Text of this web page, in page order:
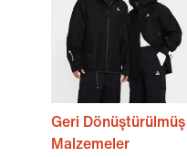
Geri Dönüştürülmüş
Malzemeler